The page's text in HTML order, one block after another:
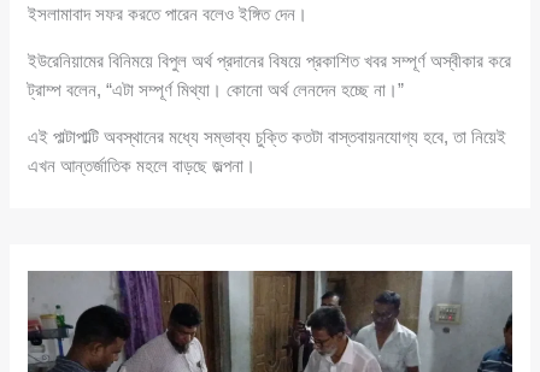
ইসলামাবাদ সফর করতে পারেন বলেও ইঙ্গিত দেন।
ইউরেনিয়ামের বিনিময়ে বিপুল অর্থ প্রদানের বিষয়ে প্রকাশিত খবর সম্পূর্ণ অস্বীকার করে
ট্রাম্প বলেন, “এটা সম্পূর্ণ মিথ্যা। কোনো অর্থ লেনদেন হচ্ছে না।”
এই পাল্টাপাল্টি অবস্থানের মধ্যে সম্ভাব্য চুক্তি কতটা বাস্তবায়নযোগ্য হবে, তা নিয়েই
এখন আন্তর্জাতিক মহলে বাড়ছে জল্পনা।